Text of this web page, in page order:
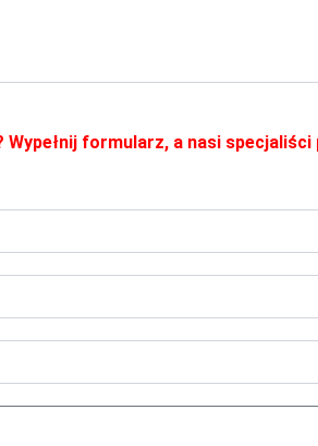
formularz, a nasi